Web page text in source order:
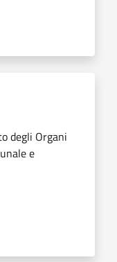
degli Organi
e